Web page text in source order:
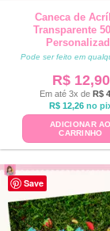
Caneca de
Transparente
Pode ser feito em
R$12,90
Em até 3x de R$
R$ 12,26 no
ADICIONAR AO
CARRINHO
Save